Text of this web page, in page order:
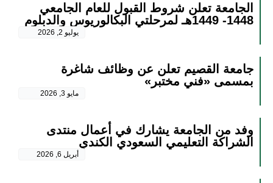
الجامعة تعلن شروط القبول للعام الجامعي
1448- 1449هـ لمرحلتي البكالوريوس والدبلوم
يوليو 2, 2026
جامعة القصيم تعلن عن وظائف شاغرة
بمسمى «فني مختبر»
مايو 3, 2026
وفد من الجامعة يشارك في أعمال منتدى
الشراكة التعليمي السعودي الكندي
أبريل 6, 2026